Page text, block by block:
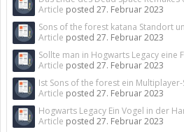
Article posted 27. Februar 2023
Sons of the forest katana Standort
Article posted 27. Februar 2023
Sollte man in Hogwarts Legacy eine
Article posted 27. Februar 2023
Ist Sons of the forest ein Multiplayer-
Article posted 27. Februar 2023
Hogwarts Legacy Ein Vogel in der
Article posted 27. Februar 2023